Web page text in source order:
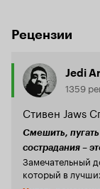
Рецензии
Jedi
1359
Стивен Jaws
Смешить, пугать и вызывать слезы
сострадания –
Замечательный
который в
известного